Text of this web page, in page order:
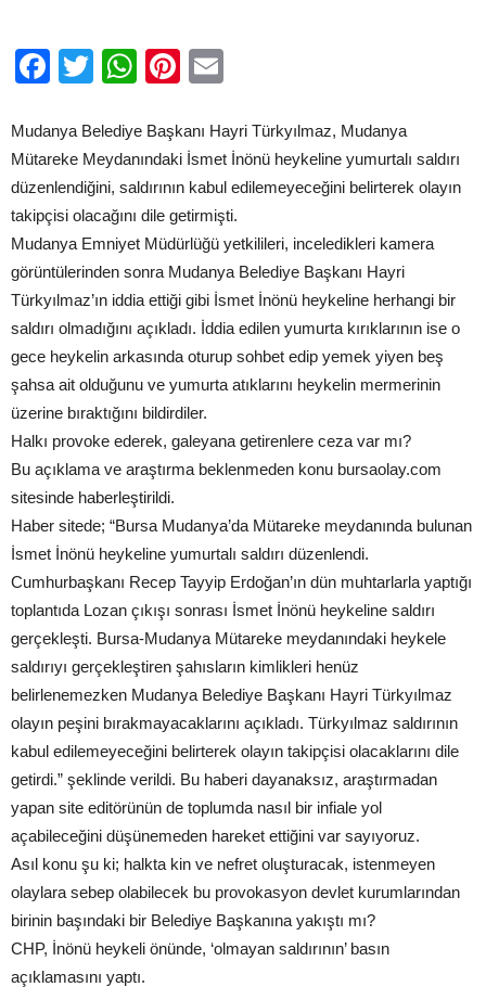
Facebook
TwitterWhatsApp
Pinterest
Mudanya Belediye Başkanı Hayri Türkyılmaz, Mudanya
Mütareke Meydanındaki İsmet İnönü heykeline yumurtalı saldırı
düzenlendiğini, saldırının kabul edilemeyeceğini belirterek olayın
takipçisi olacağını dile getirmişti.
Mudanya Emniyet Müdürlüğü yetkilileri, inceledikleri kamera
görüntülerinden sonra Mudanya Belediye Başkanı Hayri
Türkyılmaz’ın iddia ettiği gibi İsmet İnönü heykeline herhangi bir
saldırı olmadığını açıkladı. İddia edilen yumurta kırıklarının ise o
gece heykelin arkasında oturup sohbet edip yemek yiyen beş
şahsa ait olduğunu ve yumurta atıklarını heykelin mermerinin
üzerine bıraktığını bildirdiler.
Halkı provoke ederek, galeyana getirenlere ceza var mı?
Bu açıklama ve araştırma beklenmeden konu bursaolay.com
sitesinde haberleştirildi.
Haber sitede; “Bursa Mudanya’da Mütareke meydanında bulunan
İsmet İnönü heykeline yumurtalı saldırı düzenlendi.
Cumhurbaşkanı Recep Tayyip Erdoğan’ın dün muhtarlarla yaptığı
toplantıda Lozan çıkışı sonrası İsmet İnönü heykeline saldırı
gerçekleşti. Bursa-Mudanya Mütareke meydanındaki heykele
saldırıyı gerçekleştiren şahısların kimlikleri henüz
belirlenemezken Mudanya Belediye Başkanı Hayri Türkyılmaz
olayın peşini bırakmayacaklarını açıkladı. Türkyılmaz saldırının
kabul edilemeyeceğini belirterek olayın takipçisi olacaklarını dile
getirdi.” şeklinde verildi. Bu haberi dayanaksız, araştırmadan
yapan site editörünün de toplumda nasıl bir infiale yol
açabileceğini düşünemeden hareket ettiğini var sayıyoruz.
Asıl konu şu ki; halkta kin ve nefret oluşturacak, istenmeyen
olaylara sebep olabilecek bu provokasyon devlet kurumlarından
birinin başındaki bir Belediye Başkanına yakıştı mı?
CHP, İnönü heykeli önünde, ‘olmayan saldırının’ basın
açıklamasını yaptı.